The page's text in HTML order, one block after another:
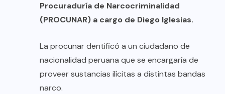
Procuraduría de Narcocriminalidad
(PROCUNAR) a cargo de Diego Iglesias.
La procunar dentificó a un ciudadano de
nacionalidad peruana que se encargaría de
proveer sustancias ilícitas a distintas bandas
narco.